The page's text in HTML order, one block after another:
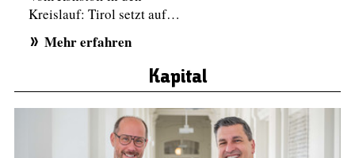
Kreislauf: Tirol setzt auf…
Mehr erfahren
Kapital